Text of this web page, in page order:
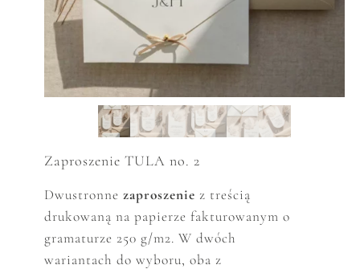
Zaproszenie TULA no. 2
Dwustronne zaproszenie z treścią
drukowaną na papierze fakturowanym o
gramaturze 250 g/m2. W dwóch
wariantach do wyboru, oba z